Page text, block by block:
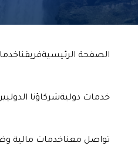
الصفحة الرئيسيةفريقنا
خدمات دوليةشركاؤنا
تواصل معناخدمات مالية